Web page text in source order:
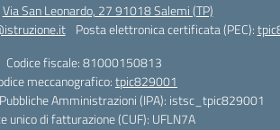
Via San Leonardo, 27 91018 Salemi (TP)
Posta elettronica certificata (PEC):
Codice fiscale: 81000150813
meccanografico:tpic829001
Amministrazioni (IPA): istsc_tpic829001
unico di fatturazione (CUF): UFLN7A